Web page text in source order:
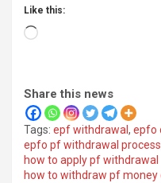
Like this:
Loading…
Share this news
Tags: epf withdrawal , epfo
epfo pf withdrawal process
how to apply pf withdrawal
how to withdraw pf money